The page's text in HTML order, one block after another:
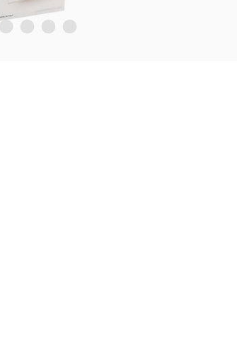
2 3 4 5